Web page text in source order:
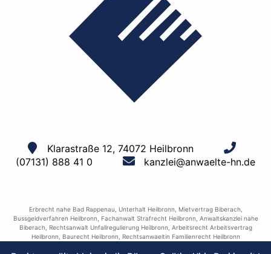
Klarastraße 12, 74072 Heilbronn
(07131) 888 41 0
kanzlei@anwaelte-hn.de
Erbrecht nahe Bad Rappenau Unterhalt Heilbronn Mietvertrag Biberach
Bussgeldverfahren Heilbronn
Fachanwalt Strafrecht Heilbronn Anwaltskanzlei nahe
Biberach
Rechtsanwalt Unfallregulierung Heilbronn Arbeitsrecht Arbeitsvertrag
Heilbronn
Baurecht Heilbronn Rechtsanwaeltin Familienrecht Heilbronn